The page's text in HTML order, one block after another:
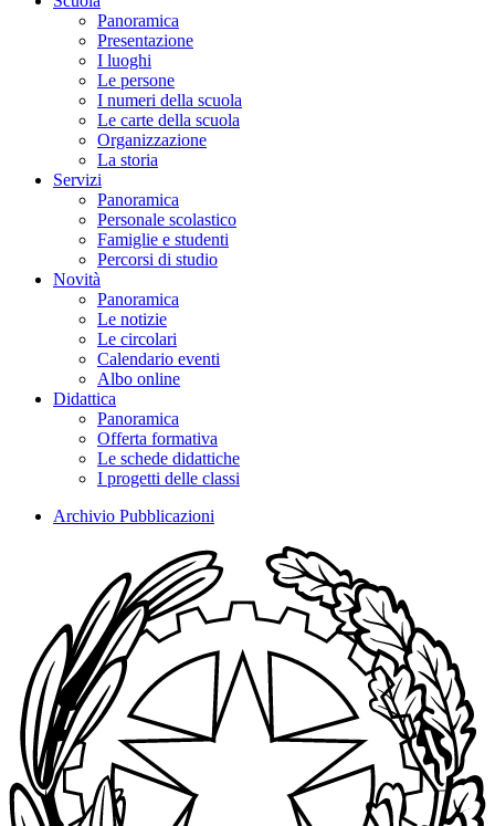
Panoramica
Presentazione
I luoghi
Le persone
I numeri della scuola
Le carte della scuola
Organizzazione
La storia
Servizi
Panoramica
Personale scolastico
Famiglie e studenti
Percorsi di studio
Novità
Panoramica
Le notizie
Le circolari
Calendario eventi
Albo online
Didattica
Panoramica
Offerta formativa
Le schede didattiche
I progetti delle classi
Archivio Pubblicazioni